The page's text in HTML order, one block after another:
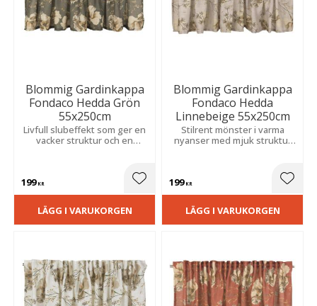
Blommig Gardinkappa
Fondaco Hedda Grön
55x250cm
Livfull slubeffekt som ger en
vacker struktur och en
mysig atmosfär i kök eller
199KR Lägg till i favoriter
LÄGG I VARUKORGEN
Blommig Gardinkappa
Fondaco Hedda
Linnebeige 55x250cm
Stilrent mönster i varma
nyanser med mjuk struktur
199KR
LÄGG I VARUKORGEN